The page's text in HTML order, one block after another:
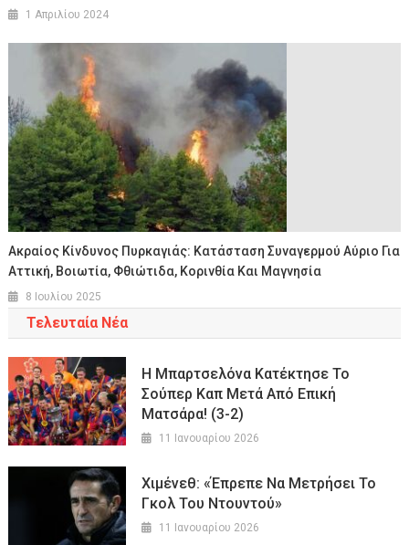
1 Απριλίου 2024
Ακραίος Κίνδυνος Πυρκαγιάς: Κατάσταση Συναγερμού Αύριο Για
Αττική, Βοιωτία, Φθιώτιδα, Κορινθία Και Μαγνησία
8 Ιουλίου 2025
Τελευταία Νέα
Η Μπαρτσελόνα Κατέκτησε Το
Σούπερ Καπ Μετά Από Επική
Ματσάρα! (3-2)
11 Ιανουαρίου 2026
Χιμένεθ: «Έπρεπε Να Μετρήσει Το
Γκολ Του Ντουντού»
11 Ιανουαρίου 2026